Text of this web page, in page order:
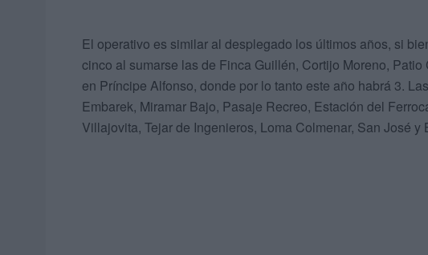
El operativo es similar al desplegado los últimos años, si
cinco al sumarse las de Finca Guillén, Cortijo Moreno,
en Príncipe Alfonso, donde por lo tanto este año habrá 3.
Embarek, Miramar Bajo, Pasaje Recreo, Estación del
Villajovita, Tejar de Ingenieros, Loma Colmenar, San José y